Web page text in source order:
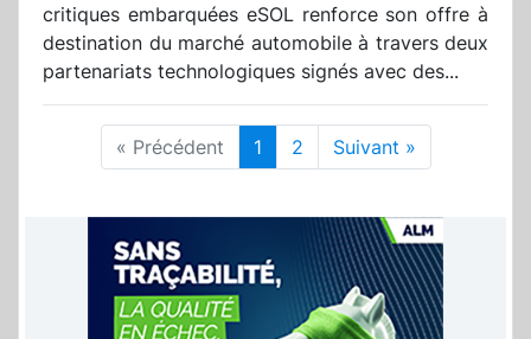
critiques embarquées eSOL renforce son offre à
destination du marché automobile à travers deux
partenariats technologiques signés avec des...
« Précédent 1 2 Suivant »